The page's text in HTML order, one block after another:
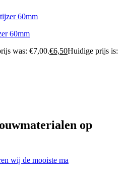
60mm
was: €7,00.€6,50Huidige prijs is:
op
wij de mooiste ma